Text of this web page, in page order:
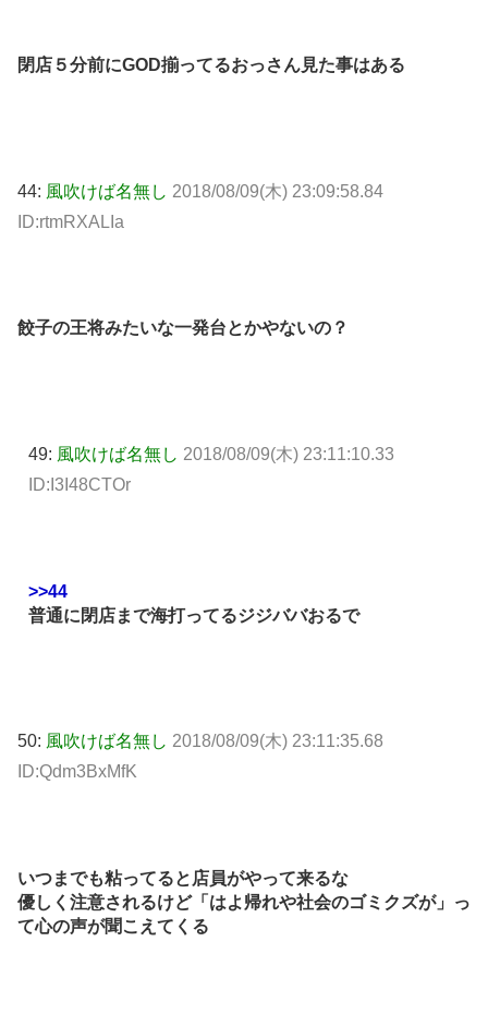
閉店５分前にGOD揃ってるおっさん見た事はある
44: 風吹けば名無し 2018/08/09(木) 23:09:58.84
ID:rtmRXALIa
餃子の王将みたいな一発台とかやないの？
49: 風吹けば名無し 2018/08/09(木) 23:11:10.33
ID:I3I48CTOr
>>44
普通に閉店まで海打ってるジジババおるで
50: 風吹けば名無し 2018/08/09(木) 23:11:35.68
ID:Qdm3BxMfK
いつまでも粘ってると店員がやって来るな
優しく注意されるけど「はよ帰れや社会のゴミクズが」っ
て心の声が聞こえてくる